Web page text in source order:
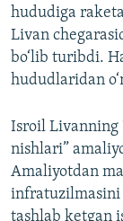
hududiga
Livan
bo‘lib turibdi.
hududlaridan
Isroil Livanning
nishlari”
Amaliyotdan
infratuzilmasini
tashlab ketgan